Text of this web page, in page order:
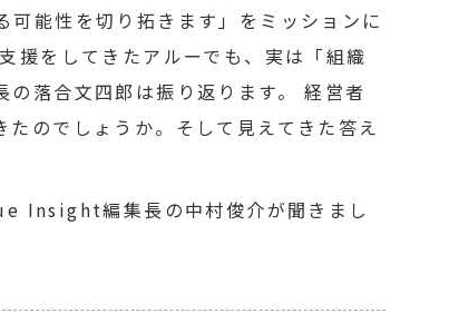
能性を切り拓きます」をミッションに
援をしてきたアルーでも、実は「組織
落合文四郎は振り返ります。 経営者
のでしょうか。そして見えてきた答え
Insight編集長の中村俊介が聞きまし